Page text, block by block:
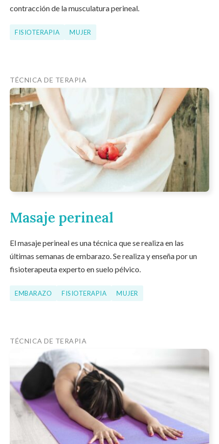
contracción de la musculatura perineal.
FISIOTERAPIA MUJER
TÉCNICA DE TERAPIA
Masaje perineal
El masaje perineal es una técnica que se realiza en las
últimas semanas de embarazo. Se realiza y enseña por un
fisioterapeuta experto en suelo pélvico.
EMBARAZO FISIOTERAPIA MUJER
TÉCNICA DE TERAPIA